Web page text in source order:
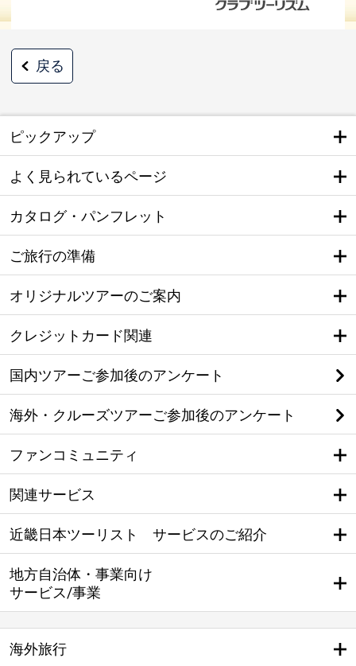
戻る
ピックアップ
よく見られているページ
カタログ・パンフレット
ご旅行の準備
オリジナルツアーのご案内
クレジットカード関連
国内ツアーご参加後のアンケート
海外・クルーズツアーご参加後のアンケート
ファンコミュニティ
関連サービス
近畿日本ツーリスト サービスのご紹介
地方自治体・事業向け
サービス/事業
海外旅行